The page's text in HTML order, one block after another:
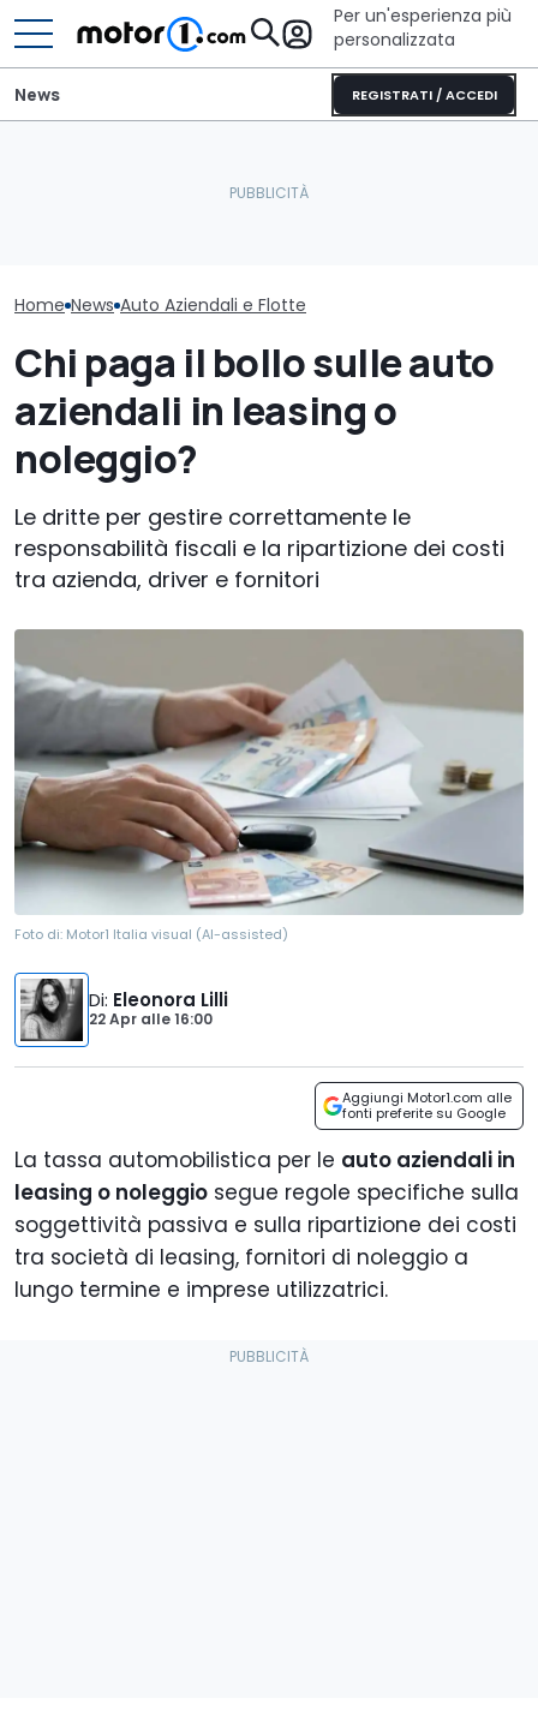
Per un'esperienza più
personalizzata
REGISTRATI / ACCEDI
News
Home News Auto Aziendali e Flotte
Chi paga il bollo sulle auto
aziendali in leasing o
noleggio?
Le dritte per gestire correttamente le
responsabilità fiscali e la ripartizione dei costi
tra azienda, driver e fornitori
Foto di: Motor1 Italia visual (AI-assisted)
Di: Eleonora Lilli
22 Apr alle16:00
Aggiungi Motor1.com alle
fonti preferite su Google
La tassa automobilistica per le auto aziendali in
leasing o noleggio segue regole specifiche sulla
soggettività passiva e sulla ripartizione dei costi
tra società di leasing, fornitori di noleggio a
lungo termine e imprese utilizzatrici.